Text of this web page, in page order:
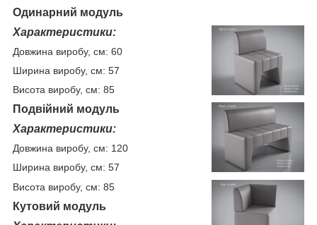
Одинарний модуль
Характеристики:
Довжина виробу, см: 60
Ширина виробу, см: 57
Висота виробу, см: 85
Подвійний модуль
Характеристики:
Довжина виробу, см: 120
Ширина виробу, см: 57
Висота виробу, см: 85
Кутовий модуль